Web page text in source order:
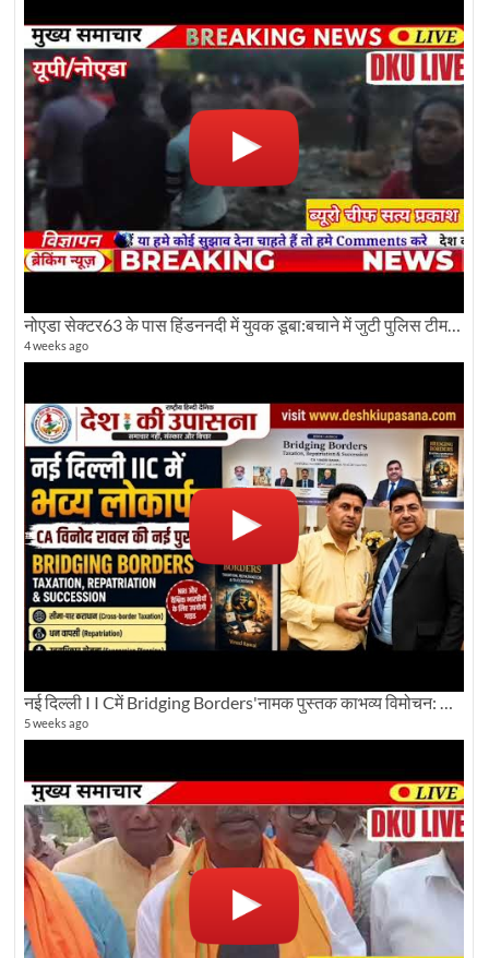
नोएडा सेक्टर63 के पास हिंडननदी में युवक डूबा:बचाने में जुटी पुलिस टीम: देखिए पूरी ग्राउंड रिपोर्टिंग
4 weeks ago
नई दिल्ली I I Cमें Bridging Borders'नामक पुस्तक काभव्य विमोचन: Dku ब्यूरो चीफ की ग्राउंड रिपोर्टिंग
5 weeks ago